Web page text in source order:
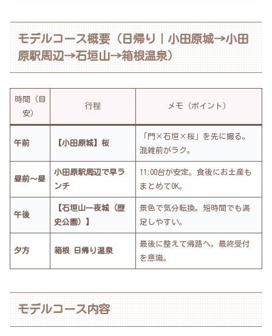
モデルコース概要（日帰り｜小田原城→小田
原駅周辺→石垣山→箱根温泉）
時間（目
安）
行程 メモ（ポイント）
午前 【小田原城】桜
「門×石垣×桜」を先に撮る。
混雑前がラク。
昼前〜昼
小田原駅周辺で早ラ
ンチ
11:00台が安定。食後にお土産も
まとめてOK。
午後
【石垣山一夜城（歴
史公園）】
景色で気分転換。短時間でも満
足しやすい。
夕方 箱根 日帰り温泉
最後に整えて帰路へ。最終受付
を意識。
モデルコース内容